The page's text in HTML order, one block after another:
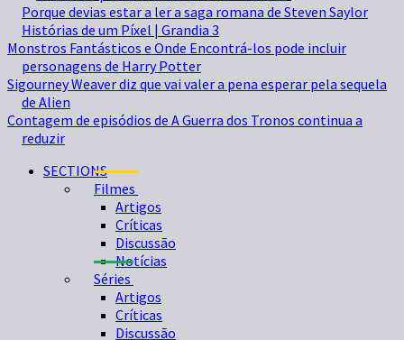
Porque devias estar a ler a saga romana de Steven Saylor
Histórias de um Píxel | Grandia 3
Monstros Fantásticos e Onde Encontrá-los pode incluir
personagens de Harry Potter
Sigourney Weaver diz que vai valer a pena esperar pela sequela
de Alien
Contagem de episódios de A Guerra dos Tronos continua a
reduzir
SECTIONS
Filmes
Artigos
Críticas
Discussão
Notícias
Séries
Artigos
Críticas
Discussão